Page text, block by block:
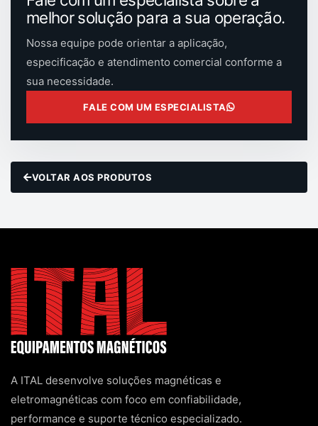
melhor solução para a sua operação.
Nossa equipe pode orientar a aplicação,
especificação e atendimento comercial conforme a
sua necessidade.
FALE COM UM ESPECIALISTA
VOLTAR AOS PRODUTOS
A ITAL desenvolve soluções magnéticas e
eletromagnéticas com foco em confiabilidade,
performance e suporte técnico especializado.